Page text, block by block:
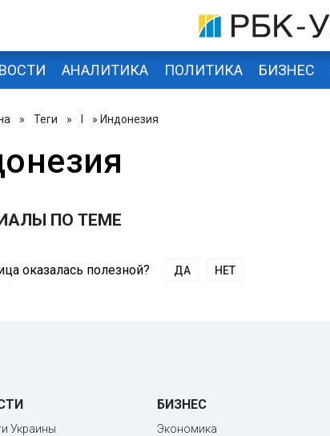
АНАЛИТИКА ПОЛИТИКА БИЗНЕС
» Теги » » Индонезия
ПО ТЕМЕ
оказалась полезной? ДА НЕТ
Украины
БИЗНЕС
Экономика